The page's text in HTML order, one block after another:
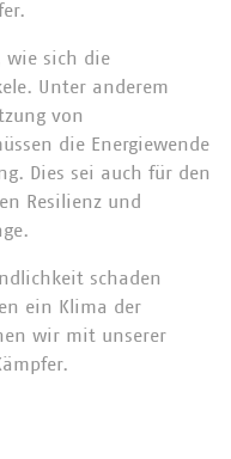
wie sich die
Unter anderem
von
die Energiewende
Dies sei auch für den
Resilienz und
schaden
ein Klima der
wir mit unserer